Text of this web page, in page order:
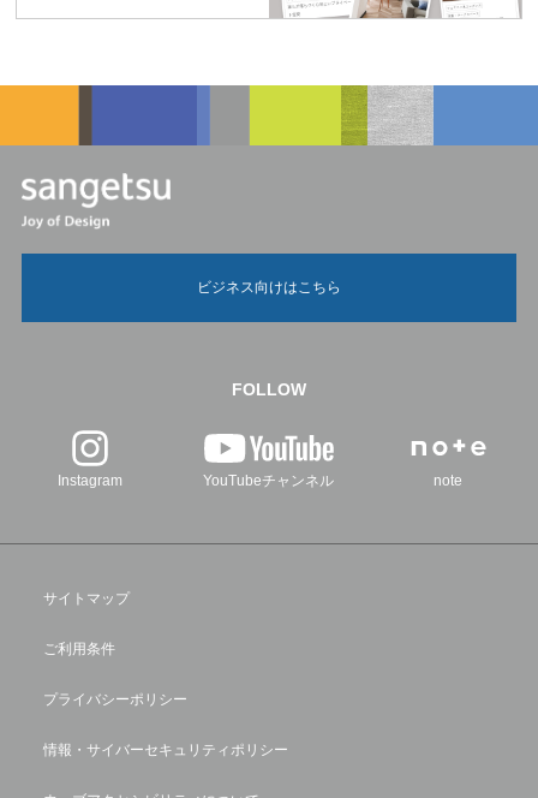
ビジネス向けはこちら
FOLLOW
Instagram YouTubeチャンネル note
サイトマップ
ご利用条件
プライバシーポリシー
情報・サイバーセキュリティポリシー